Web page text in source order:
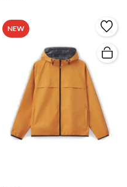
NEW